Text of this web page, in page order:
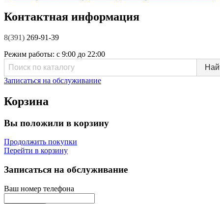
Контактная информация
8(391) 269-91-39
Режим работы: с 9:00 до 22:00
Записаться на обслуживание
Корзина
Вы положили в корзину
Продолжить покупки
Перейти в корзину
Записаться на обслуживание
Ваш номер телефона